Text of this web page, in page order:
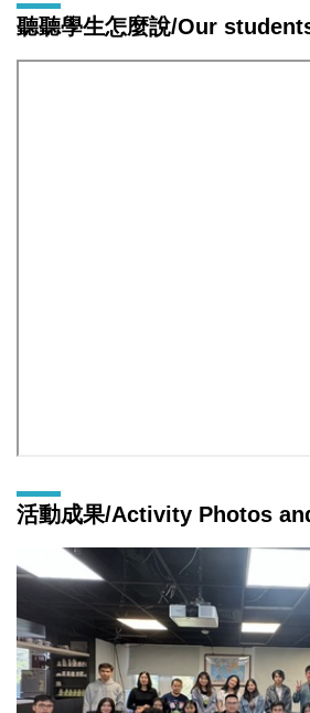
聽聽學生怎麼說/Our
活動成果/Activity Photos